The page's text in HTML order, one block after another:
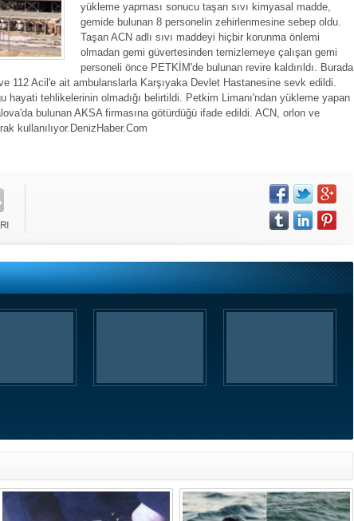
yükleme yapması sonucu taşan sıvı kimyasal madde,
gemide bulunan 8 personelin zehirlenmesine sebep oldu.
Taşan ACN adlı sıvı maddeyi hiçbir korunma önlemi
olmadan gemi güvertesinden temizlemeye çalışan gemi
personeli önce PETKİM'de bulunan revire kaldırıldı. Burada
112 Acil'e ait ambulanslarla Karşıyaka Devlet Hastanesine sevk edildi.
hayati tehlikelerinin olmadığı belirtildi. Petkim Limanı'ndan yükleme yapan
bulunan AKSA firmasına götürdüğü ifade edildi. ACN, orlon ve
kullanılıyor.DenizHaber.Com